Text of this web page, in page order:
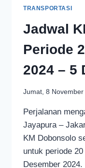
TRANSPORTASI
Jadwal
Periode
2024 – 5
Jumat, 8
Perjalanan
Jayapura –
KM Dobonsolo
untuk periode
Desember